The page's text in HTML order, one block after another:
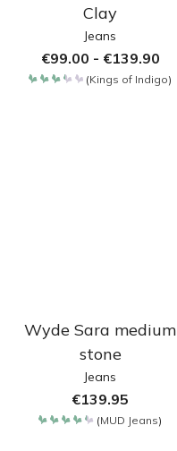
Clay
Jeans
€99.00 - €139.90
(Kings of Indigo)
Wyde Sara medium
stone
Jeans
€139.95
(MUD Jeans)